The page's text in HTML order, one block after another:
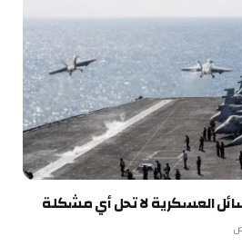
العسكرية لا تحل أي مشكلة